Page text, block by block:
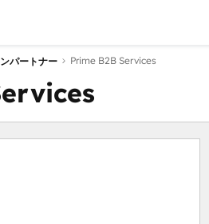
パートナー Prime B2B Services